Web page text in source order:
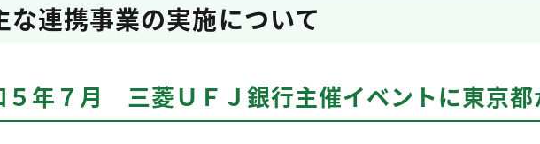
な連携事業の実施について
５年７月 三菱ＵＦＪ銀行主催イベントに東京都